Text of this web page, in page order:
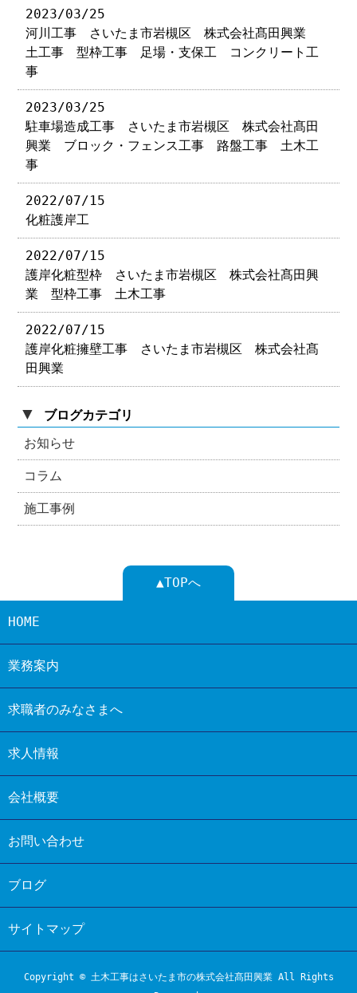
2023/03/25
河川工事 さいたま市岩槻区 株式会社髙田興業
土工事 型枠工事 足場・支保工 コンクリート工
事
2023/03/25
駐車場造成工事 さいたま市岩槻区 株式会社髙田
興業 ブロック・フェンス工事 路盤工事 土木工
事
2022/07/15
化粧護岸工
2022/07/15
護岸化粧型枠 さいたま市岩槻区 株式会社髙田興
業 型枠工事 土木工事
2022/07/15
護岸化粧擁壁工事 さいたま市岩槻区 株式会社髙
田興業
▼ ブログカテゴリ
お知らせ
コラム
施工事例
▲TOPへ
HOME
業務案内
求職者のみなさまへ
求人情報
会社概要
お問い合わせ
ブログ
サイトマップ
Copyright © 土木工事はさいたま市の株式会社髙田興業 All Rights